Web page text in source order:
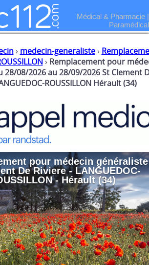
Médical & Pharmacie |
Paramédical
› medecin-generaliste ›
› Remplacement pour
28/08/2026 au 28/09/2026 St Clement
ROUSSILLON Hérault (34)
pour médecin généraliste
De Riviere - LANGUEDOC-
- Hérault (34)